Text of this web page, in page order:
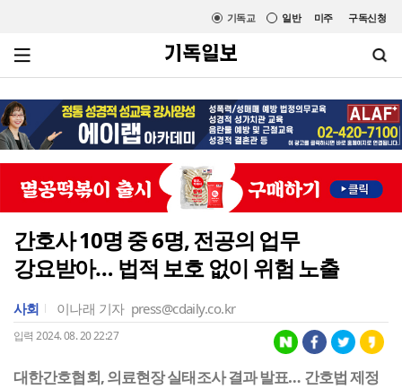
미주 구독신청
일반
기독교
간호사 10명 중 6명, 전공의 업무
강요받아… 법적 보호 없이 위험 노출
사회 이나래 기자 press@cdaily.co.kr
입력 2024. 08. 20 22:27
대한간호협회, 의료현장 실태조사 결과 발표… 간호법 제정